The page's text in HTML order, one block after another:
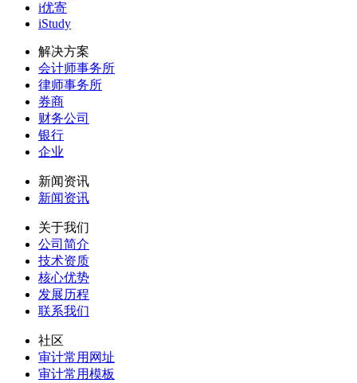
i优寄
iStudy
解决方案
会计师事务所
律师事务所
券商
财务公司
银行
企业
新闻资讯
新闻资讯
关于我们
公司简介
技术资质
核心优势
发展历程
联系我们
社区
审计常用网址
审计常用模板